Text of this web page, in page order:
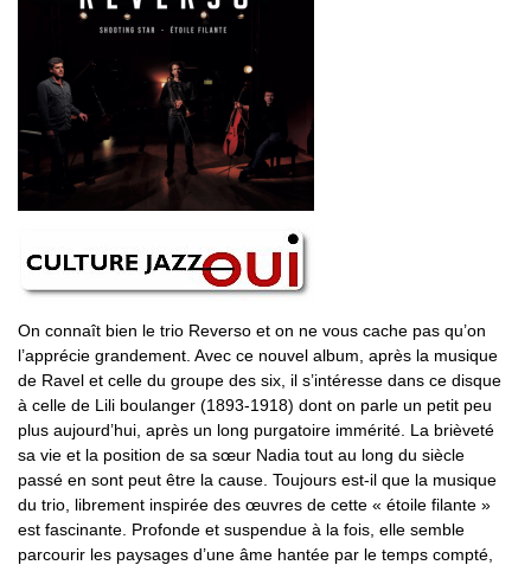
On connaît bien le trio Reverso et on ne vous cache pas qu’on
l’apprécie grandement. Avec ce nouvel album, après la musique
de Ravel et celle du groupe des six, il s’intéresse dans ce disque
à celle de Lili boulanger (1893-1918) dont on parle un petit peu
plus aujourd’hui, après un long purgatoire immérité. La brièveté
sa vie et la position de sa sœur Nadia tout au long du siècle
passé en sont peut être la cause. Toujours est-il que la musique
du trio, librement inspirée des œuvres de cette « étoile filante »
est fascinante. Profonde et suspendue à la fois, elle semble
parcourir les paysages d’une âme hantée par le temps compté,